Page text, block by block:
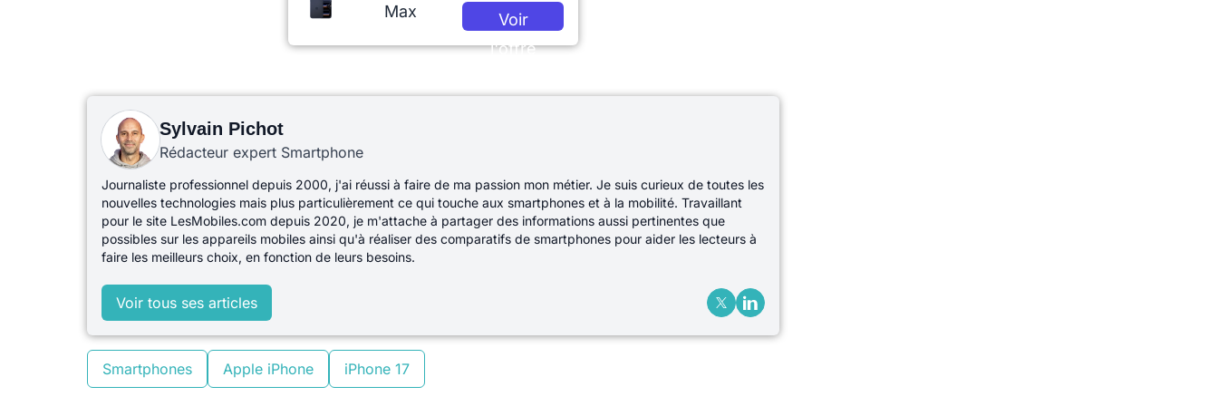
Max
Voir
l'offre
Sylvain Pichot
Rédacteur expert Smartphone
Journaliste professionnel depuis 2000, j'ai réussi à faire de ma passion mon métier. Je suis curieux de toutes les
nouvelles technologies mais plus particulièrement ce qui touche aux smartphones et à la mobilité. Travaillant
pour le site LesMobiles.com depuis 2020, je m'attache à partager des informations aussi pertinentes que
possibles sur les appareils mobiles ainsi qu'à réaliser des comparatifs de smartphones pour aider les lecteurs à
faire les meilleurs choix, en fonction de leurs besoins.
Voir tous ses articles
Smartphones Apple iPhone iPhone 17